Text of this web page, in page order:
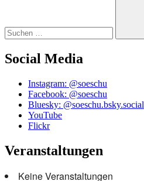
Social Media
Instagram: @soeschu
Facebook: @soeschu
Bluesky: @soeschu.bsky.social
YouTube
Flickr
Veranstaltungen
Keine Veranstaltungen